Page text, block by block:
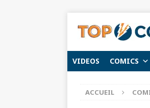
VIDEOS COMICS
ACCUEIL